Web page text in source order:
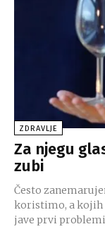
ZDRAVLJE
Za njegu
zubi
Često
koristimo, a kojih
jave prvi